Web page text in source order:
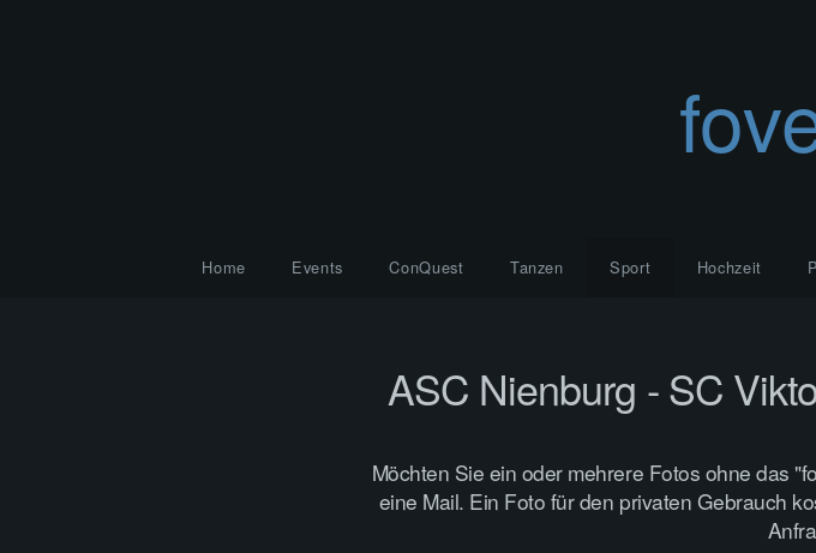
Home Events ConQuest Tanzen Sport Hochzeit
ASC Nienburg - SC
Möchten Sie ein oder mehrere Fotos ohne das
eine Mail. Ein Foto für den privaten Gebrauch